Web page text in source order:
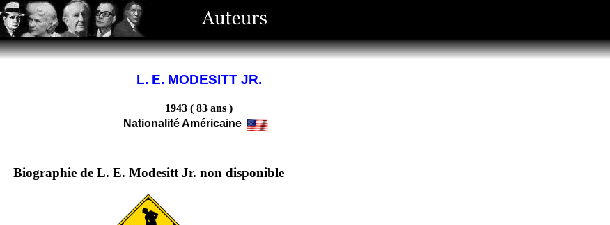
L. E. MODESITT JR.
1943 ( 83 ans )
Nationalité Américaine
Biographie de L. E. Modesitt Jr. non disponible